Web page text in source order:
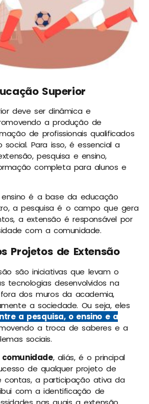
Superior
deve ser dinâmica e
a produção de
de profissionais qualificados
social. Para isso, é essencial a
pesquisa e ensino,
completa para alunos e
é a base da educação
a pesquisa é o campo que gera
a extensão é responsável por
com a comunidade.
Projetos de Extensão
são iniciativas que levam o
tecnologias desenvolvidos na
dos muros da academia,
a sociedade. Ou seja, eles
a pesquisa, o ensino e a
a troca de saberes e a
sociais.
, aliás, é o principal
de qualquer projeto de
contas, a participação ativa da
com a identificação de